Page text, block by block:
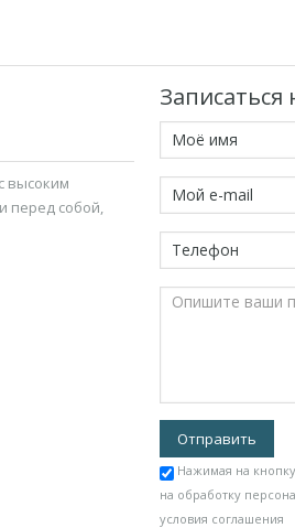
высоким
перед собой,
Нажимая на
на обработку
условия соглашения